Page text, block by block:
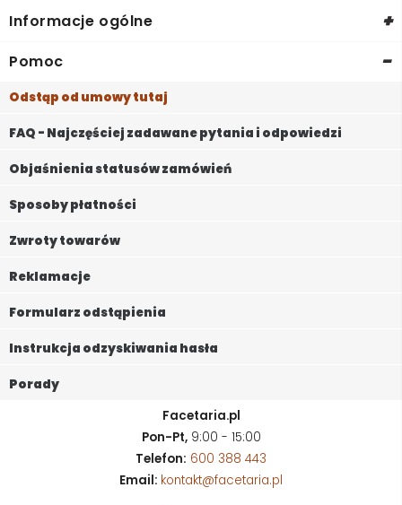
Informacje ogólne +
Pomoc -
Odstąp od umowy tutaj
FAQ - Najczęściej zadawane pytania i odpowiedzi
Objaśnienia statusów zamówień
Sposoby płatności
Zwroty towarów
Reklamacje
Formularz odstąpienia
Instrukcja odzyskiwania hasła
Porady
Facetaria.pl
Pon-Pt,9:00 - 15:00
Telefon: 600 388 443
Email: kontakt@facetaria.pl